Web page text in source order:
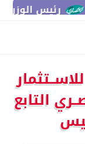
الوزراء يستعرض
التابع